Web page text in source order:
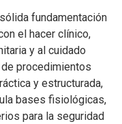
fundamentación
el hacer clínico,
y al cuidado
procedimientos
y estructurada,
bases fisiológicas,
para la seguridad